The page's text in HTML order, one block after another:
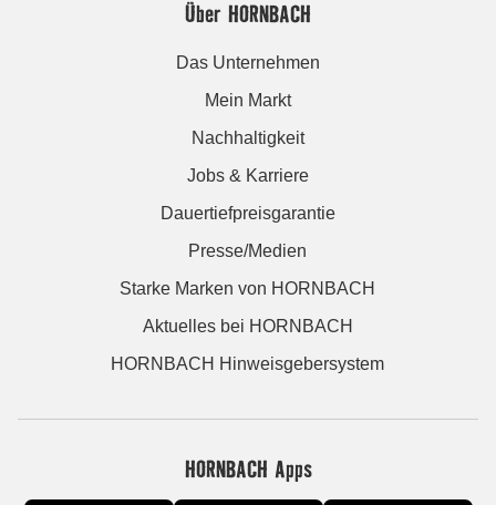
Über HORNBACH
Das Unternehmen
Mein Markt
Nachhaltigkeit
Jobs & Karriere
Dauertiefpreisgarantie
Presse/Medien
Starke Marken von HORNBACH
Aktuelles bei HORNBACH
HORNBACH Hinweisgebersystem
HORNBACH Apps